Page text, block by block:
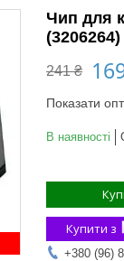
Чип для
(3206264)
241 ₴
Показати
В наявності
Купити з
+380 (96)